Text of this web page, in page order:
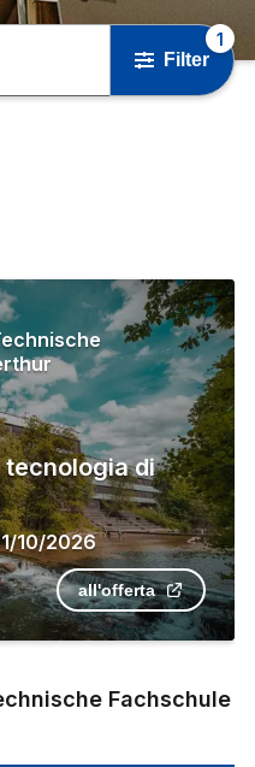
Filter
1
tecnologia di
1/10/2026
all'offerta
Fachschule